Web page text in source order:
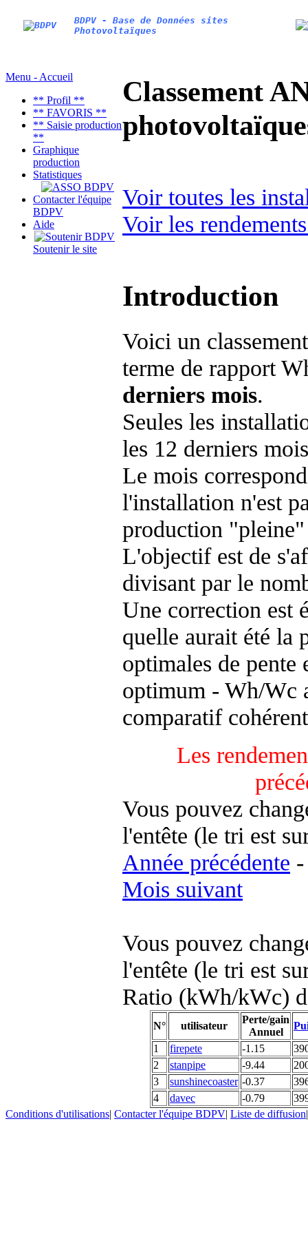
BDPV - Base de Données sites
Photovoltaïques
Menu - Accueil
** Profil **
** FAVORIS **
** Saisie production
**
Graphique
production
Statistiques
Contacter l'équipe
BDPV
Aide
Soutenir le site
Classement
Voir toutes les
Voir les
Introduction
Voici un
terme de rapport
derniers mois.
Seules les
les 12 derniers
Le mois
l'installation n'est
production "pleine"
L'objectif est de
divisant par le
Une correction est
quelle aurait été la
optimales de
optimum - Wh/Wc
comparatif
Les
Vous pouvez
l'entête (le tri est
Année précédente -
Mois suivant
Vous pouvez
l'entête (le tri est
Ratio (kWh/kWc)
N° utilisateur
Perte/gain
Annuel
1
firepete -1.15
2
stanpipe -9.44
3
sunshinecoaster -0.37
4
davec -0.79
Conditions d'utilisations| Contacter l'équipe BDPV| Liste de diffusion